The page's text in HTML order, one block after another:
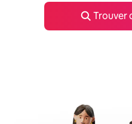
Trouver